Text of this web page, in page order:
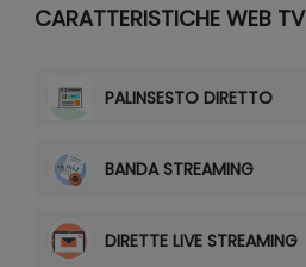
CARATTERISTICHE WEB TV
PALINSESTO DIRETTO
BANDA STREAMING
DIRETTE LIVE STREAMING